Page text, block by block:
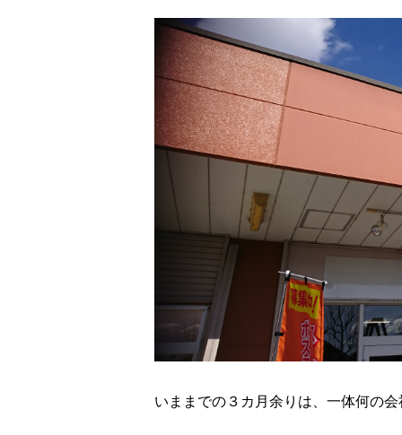
いままでの３カ月余りは、一体何の